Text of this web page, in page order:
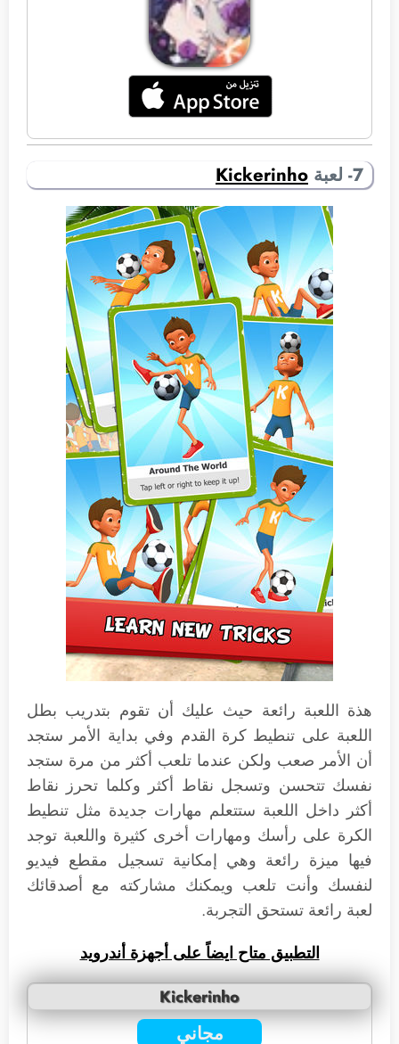
7- لعبة Kickerinho
هذة اللعبة رائعة حيث عليك أن تقوم بتدريب بطل
اللعبة على تنطيط كرة القدم وفي بداية الأمر ستجد
أن الأمر صعب ولكن عندما تلعب أكثر من مرة ستجد
نفسك تتحسن وتسجل نقاط أكثر وكلما تحرز نقاط
أكثر داخل اللعبة ستتعلم مهارات جديدة مثل تنطيط
الكرة على رأسك ومهارات أخرى كثيرة واللعبة توجد
فيها ميزة رائعة وهي إمكانية تسجيل مقطع فيديو
لنفسك وأنت تلعب ويمكنك مشاركته مع أصدقائك
لعبة رائعة تستحق التجربة.
التطبيق متاح ايضاً على أجهزة أندرويد
Kickerinho
مجاني